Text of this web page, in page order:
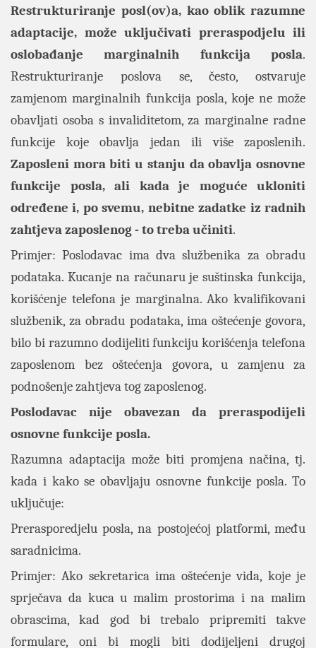
Restrukturiranje posl(ov)a, kao oblik razumne
adaptacije, može uključivati preraspodjelu ili
oslobađanje marginalnih funkcija posla.
Restrukturiranje poslova se, često, ostvaruje
zamjenom marginalnih funkcija posla, koje ne može
obavljati osoba s invaliditetom, za marginalne radne
funkcije koje obavlja jedan ili više zaposlenih.
Zaposleni mora biti u stanju da obavlja osnovne
funkcije posla, ali kada je moguće ukloniti
određene i, po svemu, nebitne zadatke iz radnih
zahtjeva zaposlenog - to treba učiniti.
Primjer: Poslodavac ima dva službenika za obradu
podataka. Kucanje na računaru je suštinska funkcija,
korišćenje telefona je marginalna. Ako kvalifikovani
službenik, za obradu podataka, ima oštećenje govora,
bilo bi razumno dodijeliti funkciju korišćenja telefona
zaposlenom bez oštećenja govora, u zamjenu za
podnošenje zahtjeva tog zaposlenog.
Poslodavac nije obavezan da preraspodijeli
osnovne funkcije posla.
Razumna adaptacija može biti promjena načina, tj.
kada i kako se obavljaju osnovne funkcije posla. To
uključuje:
Prerasporedjelu posla, na postojećoj platformi, među
saradnicima.
Primjer: Ako sekretarica ima oštećenje vida, koje je
sprječava da kuca u malim prostorima i na malim
obrascima, kad god bi trebalo pripremiti takve
formulare, oni bi mogli biti dodijeljeni drugoj